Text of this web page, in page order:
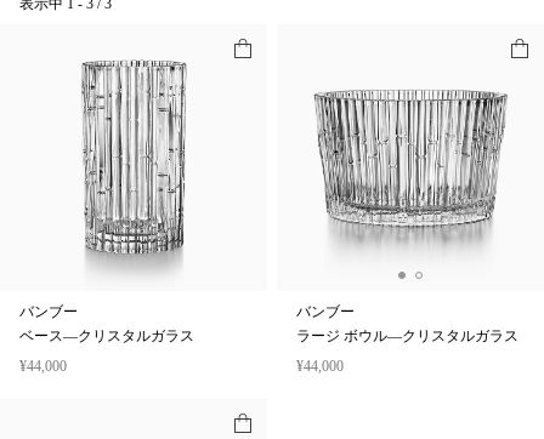
表示中 1 - 3 / 3
バンブー
ベース—クリスタルガラス
¥44,000
バンブー
ラージ ボウル—クリスタルガラス
¥44,000